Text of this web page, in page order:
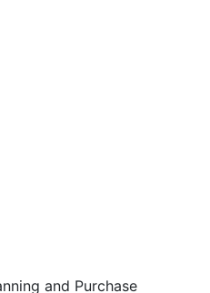
and Purchase